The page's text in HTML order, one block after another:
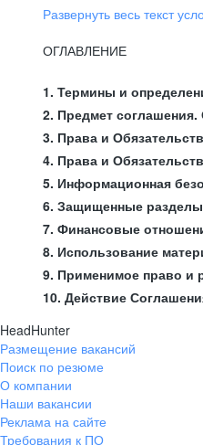
Развернуть весь текст
ОГЛАВЛЕНИЕ
1. Термины и
2. Предмет
3. Права и
4. Права и
5. Информационная
6. Защищенные
7. Финансовые
8. Использование
9. Применимое право и
10. Действие
HeadHunter
Размещение вакансий
Поиск по резюме
О компании
Наши вакансии
Реклама на сайте
Требования к ПО